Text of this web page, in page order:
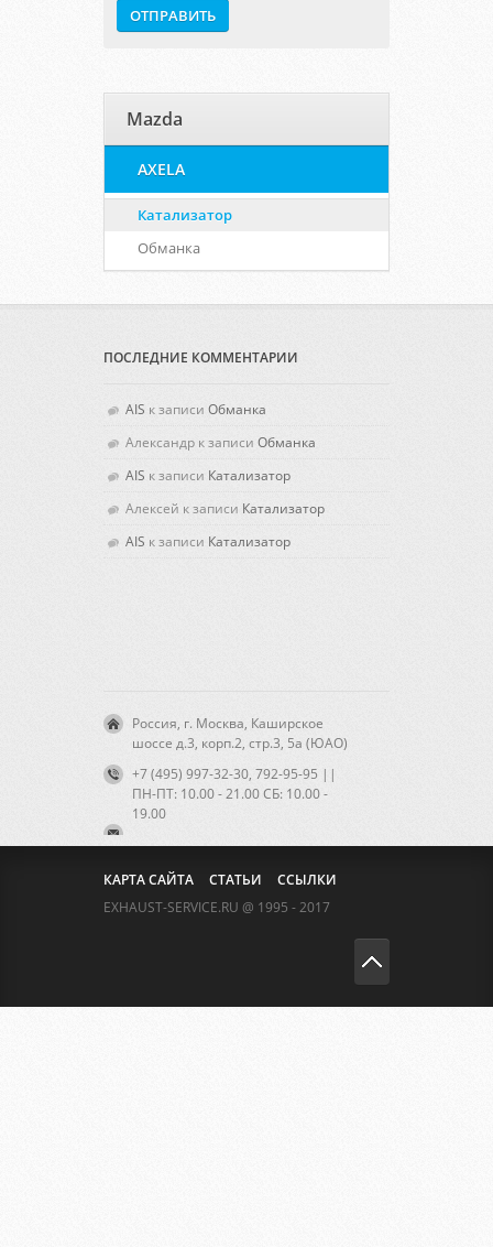
Mazda
AXELA
Катализатор
Обманка
ПОСЛЕДНИЕ КОММЕНТАРИИ
AIS к записи Обманка
Александр к записи Обманка
AIS к записи Катализатор
Алексей к записи Катализатор
AIS к записи Катализатор
Россия, г. Москва, Каширское
шоссе д.3, корп.2, стр.3, 5а (ЮАО)
+7 (495) 997-32-30, 792-95-95 ||
ПН-ПТ: 10.00 - 21.00 CБ: 10.00 -
19.00
КАРТА САЙТА СТАТЬИ
ССЫЛКИ
EXHAUST-SERVICE.RU @ 1995 - 2017